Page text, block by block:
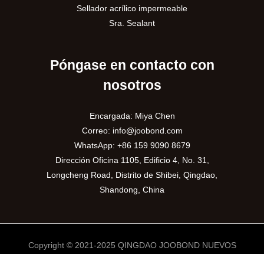
Sellador acrílico impermeable
Sra. Sealant
Póngase en contacto con
nosotros
Encargada: Miya Chen
Correo: info@joobond.com
WhatsApp: +86 159 9090 8679
Dirección Oficina 1105, Edificio 4, No. 31,
Longcheng Road, Distrito de Shibei, Qingdao,
Shandong, China
Copyright © 2021-2025 QINGDAO JOOBOND NUEVOS
EN